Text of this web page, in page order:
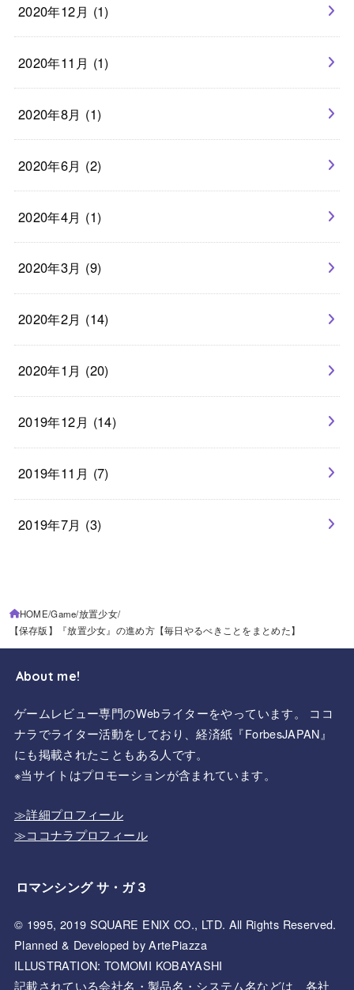
2020年12月 (1)
2020年11月 (1)
2020年8月 (1)
2020年6月 (2)
2020年4月 (1)
2020年3月 (9)
2020年2月 (14)
2020年1月 (20)
2019年12月 (14)
2019年11月 (7)
2019年7月 (3)
HOME Game 放置少女
【保存版】『放置少女』の進め方【毎日やるべきことをまとめた】
About me!
ゲームレビュー専門のWebライターをやっています。 ココ
ナラでライター活動をしており、経済紙『ForbesJAPAN』
にも掲載されたこともある人です。
※当サイトはプロモーションが含まれています。
≫詳細プロフィール
≫ココナラプロフィール
ロマンシング サ・ガ３
© 1995, 2019 SQUARE ENIX CO., LTD. All Rights Reserved.
Planned & Developed by ArtePiazza
ILLUSTRATION: TOMOMI KOBAYASHI
記載されている会社名・製品名・システム名などは、各社